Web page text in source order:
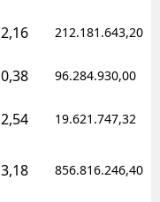
2,16 212.181.643,20
0,38 96.284.930,00
2,54 19.621.747,32
3,18 856.816.246,40